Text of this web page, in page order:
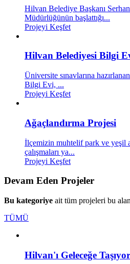
Hilvan Belediye Başkanı
Müdürlüğünün başlattığı...
Projeyi Keşfet
Hilvan Belediyesi Bilgi
Üniversite sınavlarına
Bilgi Evi, ...
Projeyi Keşfet
Ağaçlandırma Projesi
İlçemizin muhtelif park ve yeşil
çalışmaları ya...
Projeyi Keşfet
Devam Eden Projeler
Bu kategoriye ait tüm projeleri bu
TÜMÜ
Hilvan'ı Geleceğe